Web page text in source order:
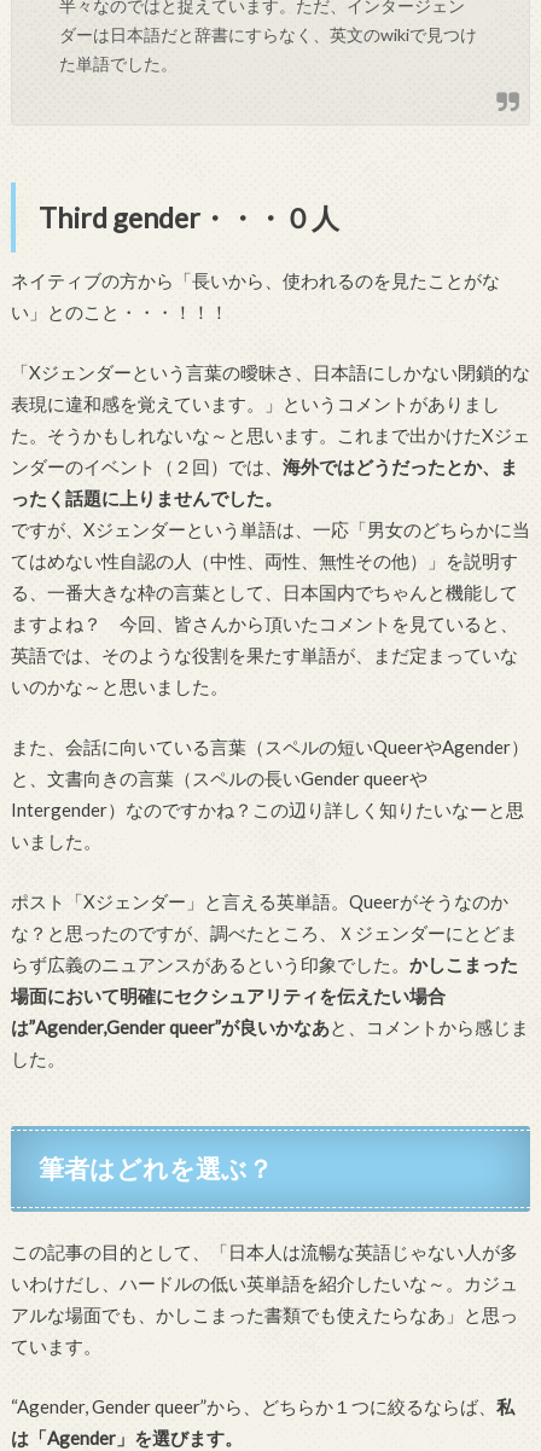
半々なのではと捉えています。ただ、インタージェン
ダーは日本語だと辞書にすらなく、英文のwikiで見つけ
た単語でした。
Third gender・・・０人
ネイティブの方から「長いから、使われるのを見たことがな
い」とのこと・・・！！！
「Xジェンダーという言葉の曖昧さ、日本語にしかない閉鎖的な
表現に違和感を覚えています。」というコメントがありまし
た。そうかもしれないな～と思います。これまで出かけたXジェ
ンダーのイベント（２回）では、 海外ではどうだったとか、ま
ったく話題に上りませんでした。
ですが、Xジェンダーという単語は、一応「男女のどちらかに当
てはめない性自認の人（中性、両性、無性その他）」を説明す
る、一番大きな枠の言葉として、日本国内でちゃんと機能して
ますよね？ 今回、皆さんから頂いたコメントを見ていると、
英語では、そのような役割を果たす単語が、まだ定まっていな
いのかな～と思いました。
また、会話に向いている言葉（スペルの短いQueerやAgender）
と、文書向きの言葉（スペルの長いGender queerや
Intergender）なのですかね？この辺り詳しく知りたいなーと思
いました。
ポスト「Xジェンダー」と言える英単語。Queerがそうなのか
な？と思ったのですが、調べたところ、Ｘジェンダーにとどま
らず広義のニュアンスがあるという印象でした。 かしこまった
場面において明確にセクシュアリティを伝えたい場合
は”Agender,Gender queer”が良いかなあと、コメントから感じま
した。
筆者はどれを選ぶ？
この記事の目的として、「日本人は流暢な英語じゃない人が多
いわけだし、ハードルの低い英単語を紹介したいな～。カジュ
アルな場面でも、かしこまった書類でも使えたらなあ」と思っ
ています。
“Agender, Gender queer”から、どちらか１つに絞るならば、 私
は「Agender」を選びます。